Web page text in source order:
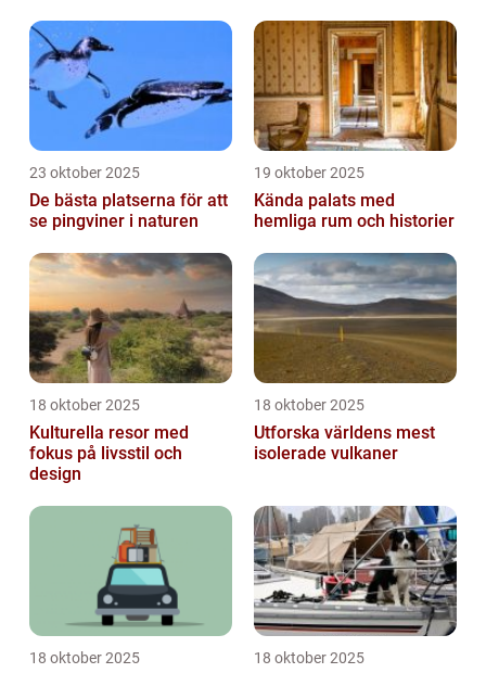
23 oktober 2025
De bästa platserna för att
se pingviner i naturen
19 oktober 2025
Kända palats med
hemliga rum och historier
18 oktober 2025
Kulturella resor med
fokus på livsstil och
design
18 oktober 2025
Utforska världens mest
isolerade vulkaner
18 oktober 2025 18 oktober 2025